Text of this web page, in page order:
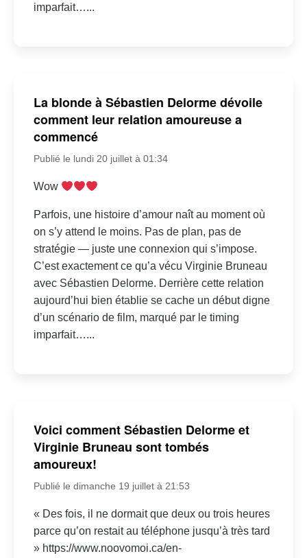
imparfait…...
La blonde à Sébastien Delorme dévoile
comment leur relation amoureuse a
commencé
Publié le lundi 20 juillet à 01:34
Wow
Parfois, une histoire d’amour naît au moment où
on s’y attend le moins. Pas de plan, pas de
stratégie — juste une connexion qui s’impose.
C’est exactement ce qu’a vécu Virginie Bruneau
avec Sébastien Delorme. Derrière cette relation
aujourd’hui bien établie se cache un début digne
d’un scénario de film, marqué par le timing
imparfait…...
Voici comment Sébastien Delorme et
Virginie Bruneau sont tombés
amoureux!
Publié le dimanche 19 juillet à 21:53
« Des fois, il ne dormait que deux ou trois heures
parce qu’on restait au téléphone jusqu’à très tard
» https://www.noovomoi.ca/en-